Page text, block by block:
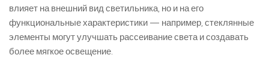
влияет на внешний вид светильника, но и на его
функциональные характеристики — например, стеклянные
элементы могут улучшать рассеивание света и создавать
более мягкое освещение.